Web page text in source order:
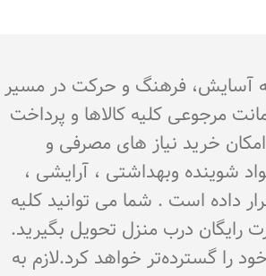
توسعه آسایش، فرهنگ و حرکت در مسیر
مرجوعی کلیه کالاها و پرداخت
خرید نیاز های مصرفی و
شوینده وبهداشتی ، آرایشی ،
داده است . شما می توانید کلیه
رایگان درب منزل تحویل بگیرید.
را گسترده‌تر خواهد کرد.لازم به